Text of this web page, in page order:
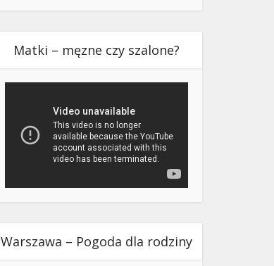
Matki – męzne czy szalone?
Warszawa – Pogoda dla rodziny